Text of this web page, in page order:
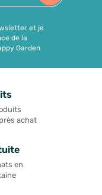
et je
de la
Garden
achat
en